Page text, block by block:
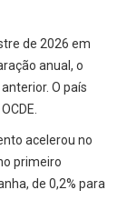
de 2026 em
anual, o
O país
acelerou no
primeiro
de 0,2% para